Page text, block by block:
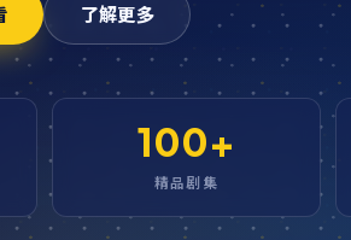
了解更多
100+
精品剧集